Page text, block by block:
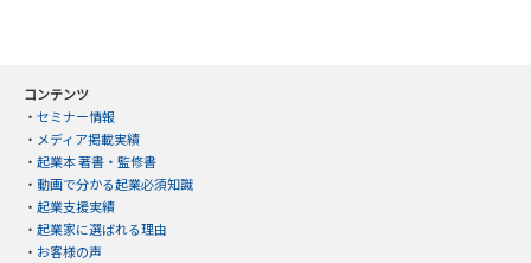
コンテンツ
・ セミナー情報
・ メディア掲載実績
・ 起業本 著書・監修書
・ 動画で分かる起業必須知識
・ 起業支援実績
・ 起業家に選ばれる理由
・ お客様の声